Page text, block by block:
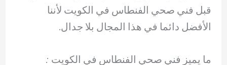
قبل فني صحي الفنطاس في الكويت لأننا
الأفضل دائما في هذا المجال بلا جدال.
ما يميز فني صحي الفنطاس في الكويت :